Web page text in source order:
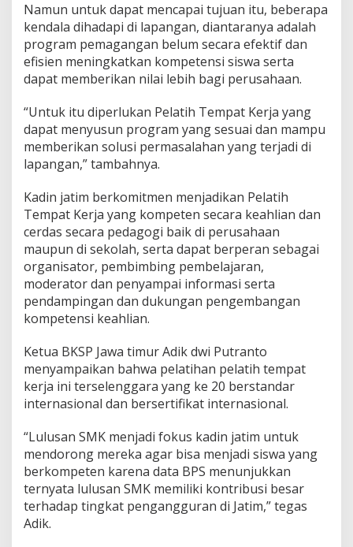
Namun untuk dapat mencapai tujuan itu, beberapa
kendala dihadapi di lapangan, diantaranya adalah
program pemagangan belum secara efektif dan
efisien meningkatkan kompetensi siswa serta
dapat memberikan nilai lebih bagi perusahaan.
“Untuk itu diperlukan Pelatih Tempat Kerja yang
dapat menyusun program yang sesuai dan mampu
memberikan solusi permasalahan yang terjadi di
lapangan,” tambahnya.
Kadin jatim berkomitmen menjadikan Pelatih
Tempat Kerja yang kompeten secara keahlian dan
cerdas secara pedagogi baik di perusahaan
maupun di sekolah, serta dapat berperan sebagai
organisator, pembimbing pembelajaran,
moderator dan penyampai informasi serta
pendampingan dan dukungan pengembangan
kompetensi keahlian.
Ketua BKSP Jawa timur Adik dwi Putranto
menyampaikan bahwa pelatihan pelatih tempat
kerja ini terselenggara yang ke 20 berstandar
internasional dan bersertifikat internasional.
“Lulusan SMK menjadi fokus kadin jatim untuk
mendorong mereka agar bisa menjadi siswa yang
berkompeten karena data BPS menunjukkan
ternyata lulusan SMK memiliki kontribusi besar
terhadap tingkat pengangguran di Jatim,” tegas
Adik.